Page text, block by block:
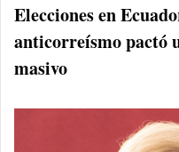
Elecciones en
anticorreísmo pactó
masivo